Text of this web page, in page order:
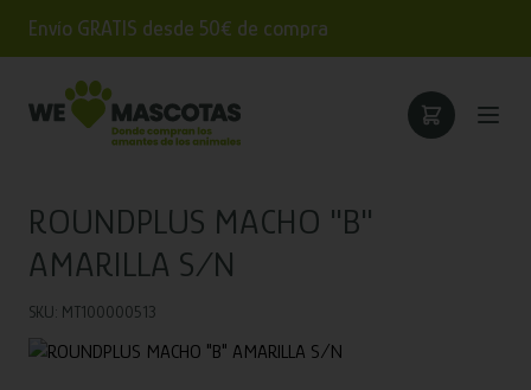
Envío GRATIS desde 50€ de compra
ROUNDPLUS MACHO "B"
AMARILLA S/N
SKU: MT100000513